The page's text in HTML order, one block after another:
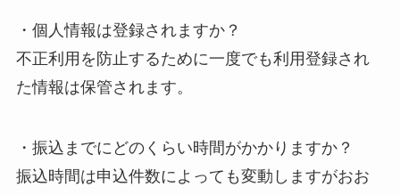
・個人情報は登録されますか？
不正利用を防止するために一度でも利用登録され
た情報は保管されます。
・振込までにどのくらい時間がかかりますか？
振込時間は申込件数によっても変動しますがおお